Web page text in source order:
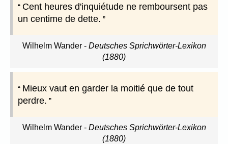
Cent heures d'inquiétude ne remboursent pas
un centime de dette.
Wilhelm Wander- Deutsches Sprichwörter-Lexikon
(1880)
Mieux vaut en garder la moitié que de tout
perdre.
Wilhelm Wander- Deutsches Sprichwörter-Lexikon
(1880)